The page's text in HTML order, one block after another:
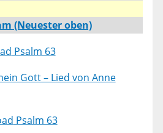
(Neuester oben)
Psalm 63
Gott – Lied von Anne
Psalm 63